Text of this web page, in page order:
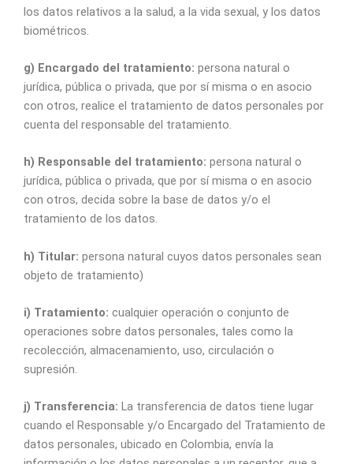
los datos relativos a la salud, a la vida sexual, y los datos
biométricos.
g) Encargado del tratamiento: persona natural o
jurídica, pública o privada, que por sí misma o en asocio
con otros, realice el tratamiento de datos personales por
cuenta del responsable del tratamiento.
h) Responsable del tratamiento: persona natural o
jurídica, pública o privada, que por sí misma o en asocio
con otros, decida sobre la base de datos y/o el
tratamiento de los datos.
h) Titular: persona natural cuyos datos personales sean
objeto de tratamiento)
i) Tratamiento: cualquier operación o conjunto de
operaciones sobre datos personales, tales como la
recolección, almacenamiento, uso, circulación o
supresión.
j) Transferencia: La transferencia de datos tiene lugar
cuando el Responsable y/o Encargado del Tratamiento de
datos personales, ubicado en Colombia, envía la